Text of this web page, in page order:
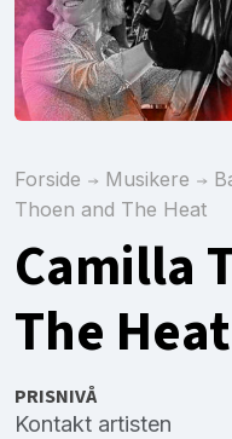
Forside Musikere
Thoen and The Heat
Camilla
The Heat
PRISNIVÅ
Kontakt artisten